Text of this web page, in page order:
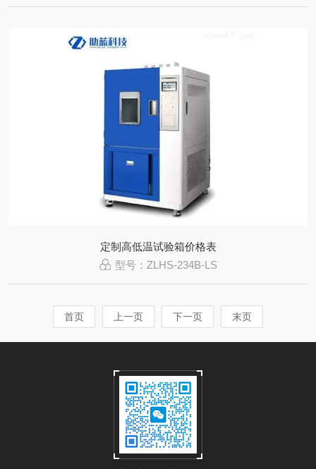
定制高低温试验箱价格表
型号：ZLHS-234B-LS
首页 上一页 下一页 末页